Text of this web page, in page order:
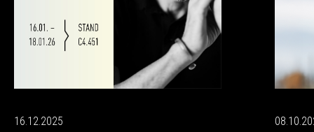
16.12.2025